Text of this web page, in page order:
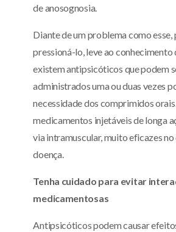
de anosognosia.
Diante de um problema como esse,
pressioná-lo, leve ao conhecimento
existem antipsicóticos que podem
administrados uma ou duas vezes
necessidade dos comprimidos
medicamentos injetáveis de longa
via intramuscular, muito eficazes
doença.
Tenha cuidado para evitar
medicamentosas
Antipsicóticos podem causar